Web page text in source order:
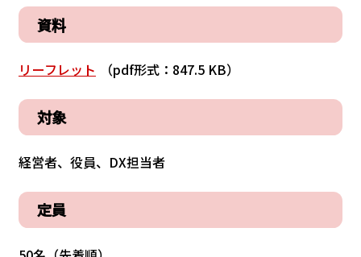
資料
リーフレット （pdf形式：847.5 KB）
対象
経営者、役員、DX担当者
定員